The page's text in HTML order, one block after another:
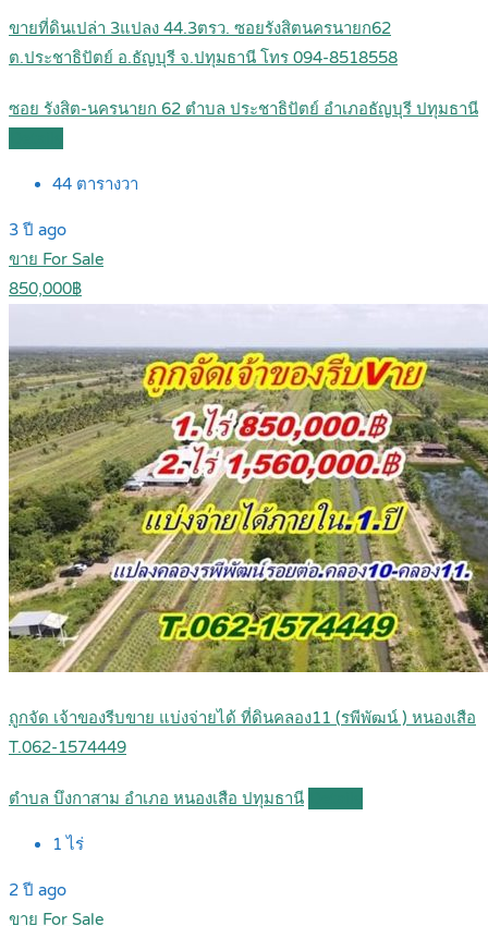
ขายที่ดินเปล่า 3แปลง 44.3ตรว. ซอยรังสิตนครนายก62
ต.ประชาธิปัตย์ อ.ธัญบุรี จ.ปทุมธานี โทร 094-8518558
ซอย รังสิต-นครนายก 62 ตำบล ประชาธิปัตย์ อำเภอธัญบุรี ปทุมธานี
44 ตารางวา
3 ปี ago
ขาย For Sale
850,000฿
ถูกจัด เจ้าของรีบขาย แบ่งจ่ายได้ ที่ดินคลอง11 (รพีพัฒน์ ) หนองเสือ
T.062-1574449
ตำบล บึงกาสาม อำเภอ หนองเสือ ปทุมธานี
1 ไร่
2 ปี ago
ขาย For Sale